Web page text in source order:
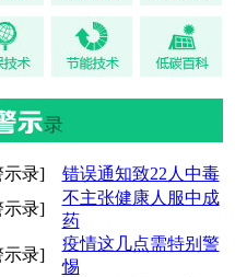
示录]
错误通知致22人中毒
示录]
不主张健康人服中成
药
示录]
疫情这几点需特别警
惕